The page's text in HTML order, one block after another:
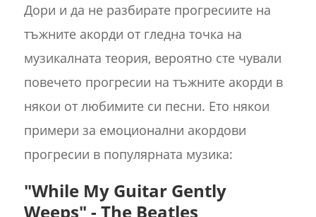
Дори и да не разбирате прогресиите на
тъжните акорди от гледна точка на
музикалната теория, вероятно сте чували
повечето прогресии на тъжните акорди в
някои от любимите си песни. Ето някои
примери за емоционални акордови
прогресии в популярната музика:
"While My Guitar Gently
Weeps" - The Beatles